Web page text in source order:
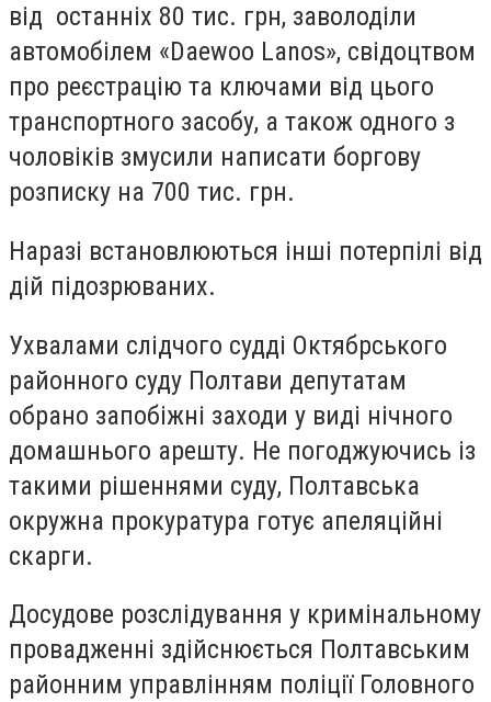
від останніх 80 тис. грн, заволоділи
автомобілем «Daewoo Lanos», свідоцтвом
про реєстрацію та ключами від цього
транспортного засобу, а також одного з
чоловіків змусили написати боргову
розписку на 700 тис. грн.
Наразі встановлюються інші потерпілі від
дій підозрюваних.
Ухвалами слідчого судді Октябрського
районного суду Полтави депутатам
обрано запобіжні заходи у виді нічного
домашнього арешту. Не погоджуючись із
такими рішеннями суду, Полтавська
окружна прокуратура готує апеляційні
скарги.
Досудове розслідування у кримінальному
провадженні здійснюється Полтавським
районним управлінням поліції Головного